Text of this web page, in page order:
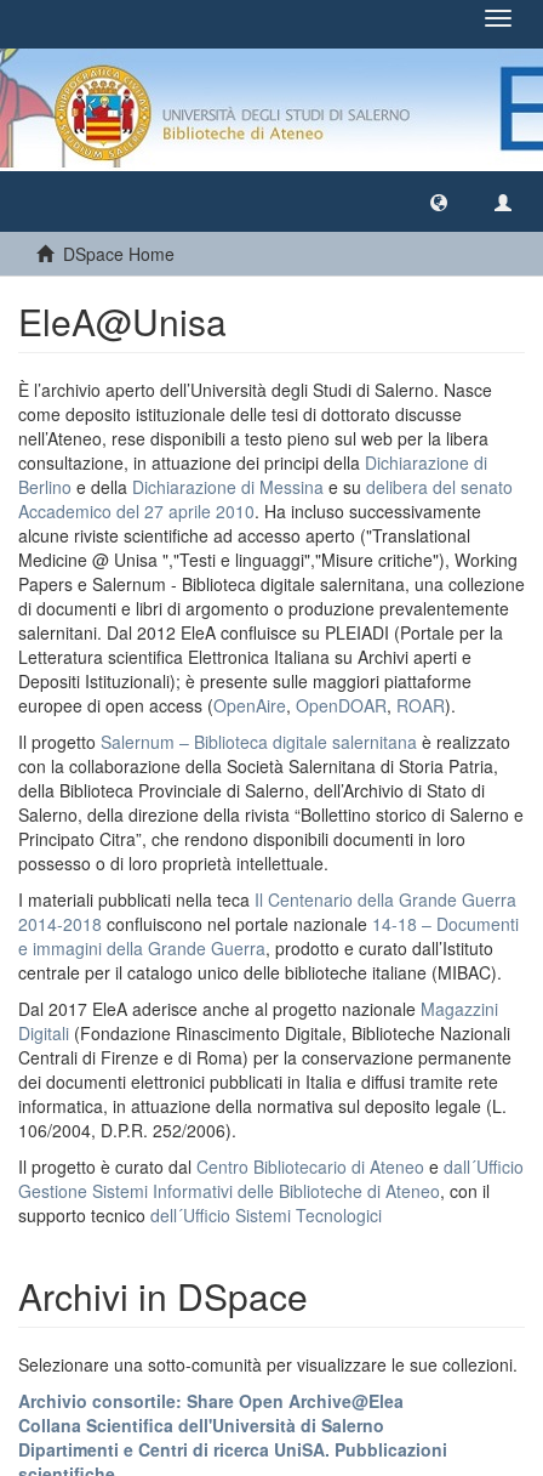
DSpace Home
EleA@Unisa
È l’archivio aperto dell’Università degli Studi di Salerno. Nasce
come deposito istituzionale delle tesi di dottorato discusse
nell’Ateneo, rese disponibili a testo pieno sul web per la libera
consultazione, in attuazione dei principi della Dichiarazione di
Berlino e della Dichiarazione di Messina e su delibera del senato
Accademico del 27 aprile 2010. Ha incluso successivamente
alcune riviste scientifiche ad accesso aperto ("Translational
Medicine @ Unisa ","Testi e linguaggi","Misure critiche"), Working
Papers e Salernum - Biblioteca digitale salernitana, una collezione
di documenti e libri di argomento o produzione prevalentemente
salernitani. Dal 2012 EleA confluisce su PLEIADI (Portale per la
Letteratura scientifica Elettronica Italiana su Archivi aperti e
Depositi Istituzionali); è presente sulle maggiori piattaforme
europee di open access (OpenAire, OpenDOAR, ROAR).
Il progetto Salernum – Biblioteca digitale salernitana è realizzato
con la collaborazione della Società Salernitana di Storia Patria,
della Biblioteca Provinciale di Salerno, dell’Archivio di Stato di
Salerno, della direzione della rivista “Bollettino storico di Salerno e
Principato Citra”, che rendono disponibili documenti in loro
possesso o di loro proprietà intellettuale.
I materiali pubblicati nella teca Il Centenario della Grande Guerra
2014-2018 confluiscono nel portale nazionale 14-18 – Documenti
e immagini della Grande Guerra, prodotto e curato dall’Istituto
centrale per il catalogo unico delle biblioteche italiane (MIBAC).
Dal 2017 EleA aderisce anche al progetto nazionale Magazzini
Digitali (Fondazione Rinascimento Digitale, Biblioteche Nazionali
Centrali di Firenze e di Roma) per la conservazione permanente
dei documenti elettronici pubblicati in Italia e diffusi tramite rete
informatica, in attuazione della normativa sul deposito legale (L.
106/2004, D.P.R. 252/2006).
Il progetto è curato dal Centro Bibliotecario di Ateneo e dall´Ufficio
Gestione Sistemi Informativi delle Biblioteche di Ateneo, con il
supporto tecnico dell´Ufficio Sistemi Tecnologici
Archivi in DSpace
Selezionare una sotto-comunità per visualizzare le sue collezioni.
Archivio consortile: Share Open Archive@Elea
Collana Scientifica dell'Università di Salerno
Dipartimenti e Centri di ricerca UniSA. Pubblicazioni